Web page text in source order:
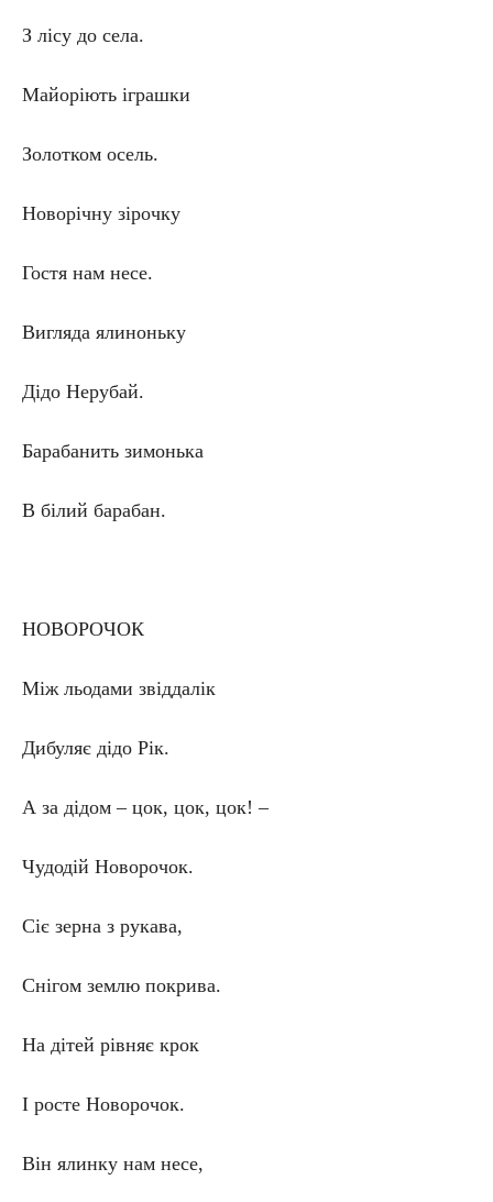
З лісу до села.
Майоріють іграшки
Золотком осель.
Новорічну зірочку
Гостя нам несе.
Вигляда ялиноньку
Дідо Нерубай.
Барабанить зимонька
В білий барабан.
НОВОРОЧОК
Між льодами звіддалік
Дибуляє дідо Рік.
А за дідом – цок, цок, цок! –
Чудодій Новорочок.
Сіє зерна з рукава,
Снігом землю покрива.
На дітей рівняє крок
І росте Новорочок.
Він ялинку нам несе,